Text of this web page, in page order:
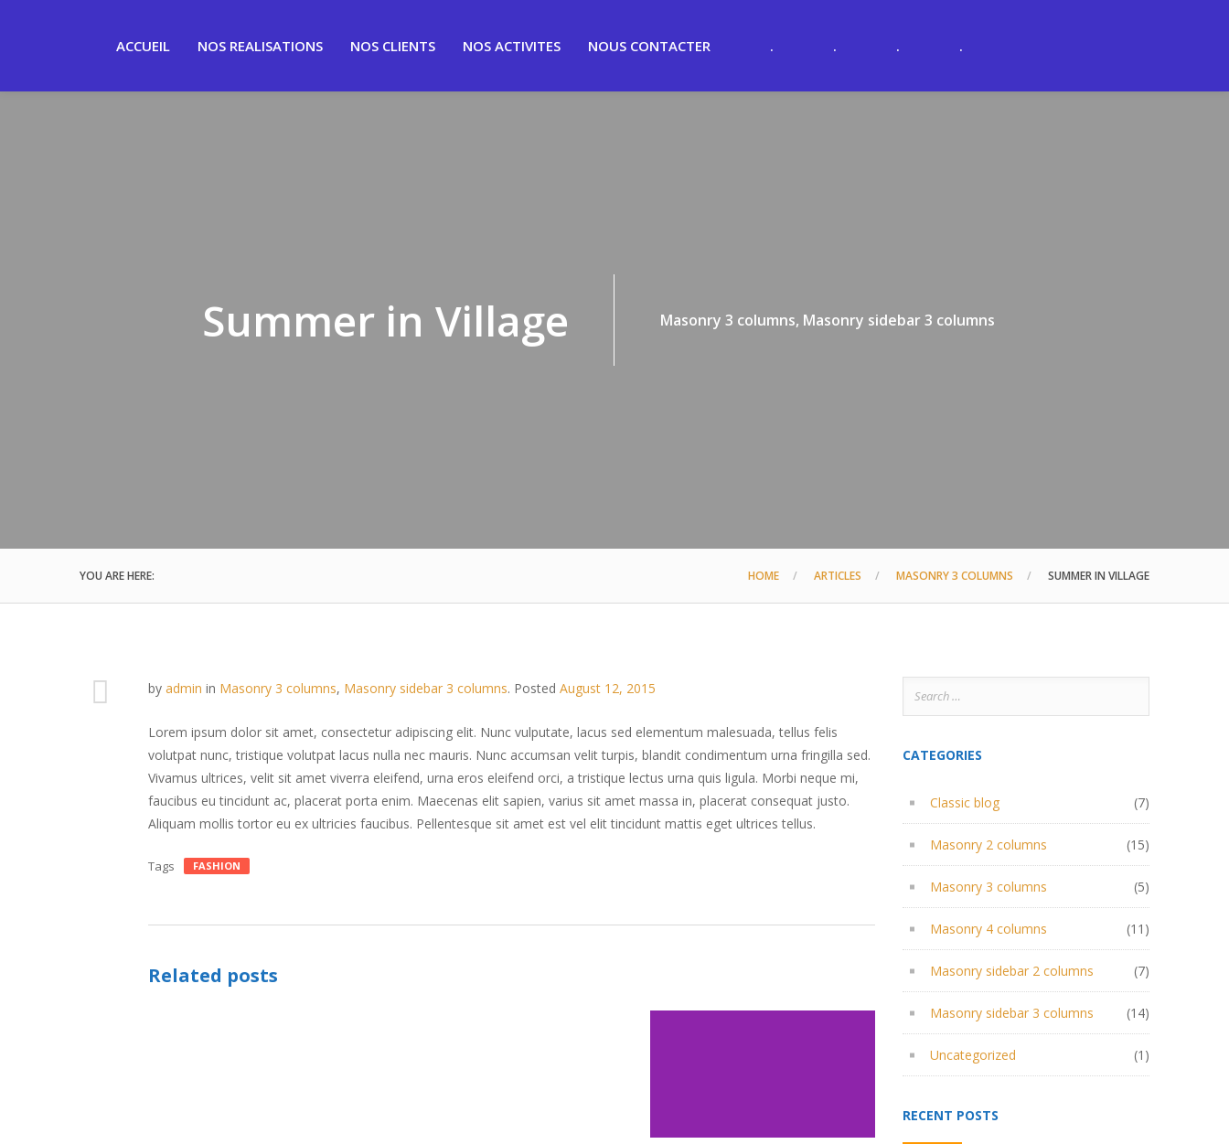
ACCUEIL NOS REALISATIONS NOS CLIENTS NOS ACTIVITES NOUS CONTACTER . . . .
Summer in Village Masonry 3 columns, Masonry sidebar 3 columns
YOU ARE HERE: HOME ARTICLES MASONRY 3 COLUMNS SUMMER IN VILLAGE
by admin in Masonry 3 columns, Masonry sidebar 3 columns. Posted August 12, 2015
Lorem ipsum dolor sit amet, consectetur adipiscing elit. Nunc vulputate, lacus sed elementum malesuada, tellus felis
volutpat nunc, tristique volutpat lacus nulla nec mauris. Nunc accumsan velit turpis, blandit condimentum urna fringilla sed.
Vivamus ultrices, velit sit amet viverra eleifend, urna eros eleifend orci, a tristique lectus urna quis ligula. Morbi neque mi,
faucibus eu tincidunt ac, placerat porta enim. Maecenas elit sapien, varius sit amet massa in, placerat consequat justo.
Aliquam mollis tortor eu ex ultricies faucibus. Pellentesque sit amet est vel elit tincidunt mattis eget ultrices tellus.
Tags FASHION
Related posts
CATEGORIES
Classic blog (7)
Masonry 2 columns (15)
Masonry 3 columns (5)
Masonry 4 columns (11)
Masonry sidebar 2 columns (7)
Masonry sidebar 3 columns (14)
Uncategorized (1)
RECENT POSTS